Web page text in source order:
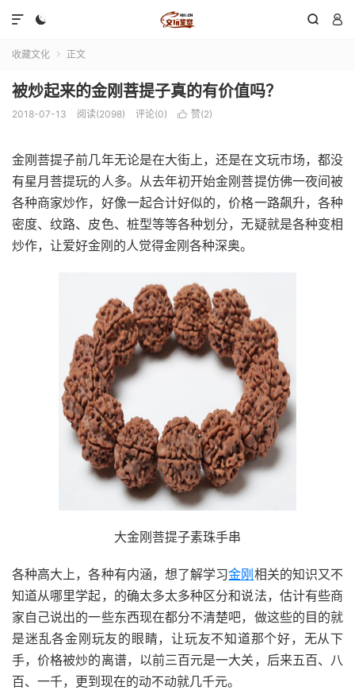
  

收藏文化  正文
被炒起来的金刚菩提子真的有价值吗？
2018-07-13 阅读(2098) 评论(0)  赞(2)
金刚菩提子前几年无论是在大街上，还是在文玩市场，都没
有星月菩提玩的人多。从去年初开始金刚菩提仿佛一夜间被
各种商家炒作，好像一起合计好似的，价格一路飙升，各种
密度、纹路、皮色、桩型等等各种划分，无疑就是各种变相
炒作，让爱好金刚的人觉得金刚各种深奥。
大金刚菩提子素珠手串
各种高大上，各种有内涵，想了解学习金刚 相关的知识又不
知道从哪里学起，的确太多太多种区分和说法，估计有些商
家自己说出的一些东西现在都分不清楚吧，做这些的目的就
是迷乱各金刚玩友的眼睛，让玩友不知道那个好，无从下
手，价格被炒的离谱，以前三百元是一大关，后来五百、八
百、一千，更到现在的动不动就几千元。